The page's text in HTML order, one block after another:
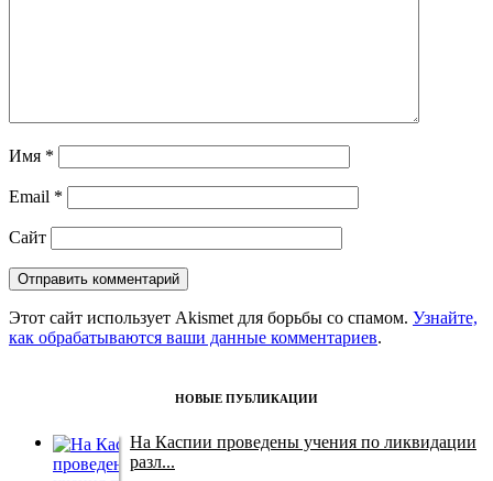
Имя *
Email *
Сайт
Этот сайт использует Akismet для борьбы со спамом. Узнайте,
как обрабатываются ваши данные комментариев.
НОВЫЕ ПУБЛИКАЦИИ
На Каспии проведены учения по ликвидации
разл...